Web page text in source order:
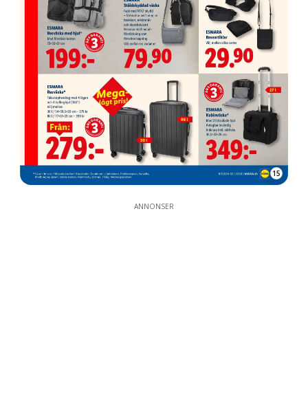
15
ANNONSER